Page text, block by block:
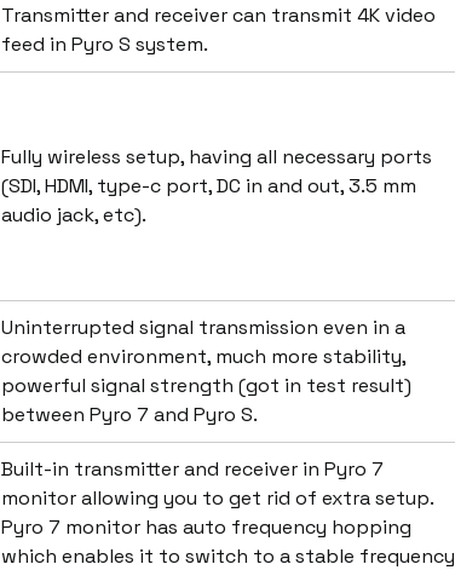
Transmitter and receiver can transmit 4K video
feed in Pyro S system.
Fully wireless setup, having all necessary ports
(SDI, HDMI, type-c port, DC in and out, 3.5 mm
audio jack, etc).
Uninterrupted signal transmission even in a
crowded environment, much more stability,
powerful signal strength (got in test result)
between Pyro 7 and Pyro S.
Built-in transmitter and receiver in Pyro 7
monitor allowing you to get rid of extra setup.
Pyro 7 monitor has auto frequency hopping
which enables it to switch to a stable frequency